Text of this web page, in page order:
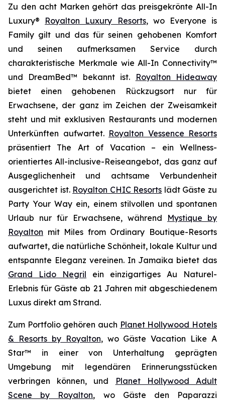
Zu den acht Marken gehört das preisgekrönte All-In
Luxury® Royalton Luxury Resorts, wo Everyone is
Family gilt und das für seinen gehobenen Komfort
und seinen aufmerksamen Service durch
charakteristische Merkmale wie All-In Connectivity™
und DreamBed™ bekannt ist.
Royalton Hideaway
bietet einen gehobenen Rückzugsort nur für
Erwachsene, der ganz im Zeichen der Zweisamkeit
steht und mit exklusiven Restaurants und modernen
Unterkünften aufwartet. Royalton Vessence Resorts
präsentiert The Art of Vacation – ein Wellness-
orientiertes All-inclusive-Reiseangebot, das ganz auf
Ausgeglichenheit und achtsame Verbundenheit
ausgerichtet ist. Royalton CHIC Resorts lädt Gäste zu
Party Your Way ein, einem stilvollen und spontanen
Urlaub nur für Erwachsene, während Mystique by
Royalton mit Miles from Ordinary Boutique-Resorts
aufwartet, die natürliche Schönheit, lokale Kultur und
entspannte Eleganz vereinen. In Jamaika bietet das
Grand Lido Negril ein einzigartiges Au Naturel-
Erlebnis für Gäste ab 21 Jahren mit abgeschiedenem
Luxus direkt am Strand.
Zum Portfolio gehören auch Planet Hollywood Hotels
& Resorts by Royalton, wo GästeVacation Like A
Star™ in einer von Unterhaltung geprägten
Umgebung mit legendären Erinnerungsstücken
verbringen können, und
Planet Hollywood Adult
Scene by Royalton, wo Gäste den Paparazzi